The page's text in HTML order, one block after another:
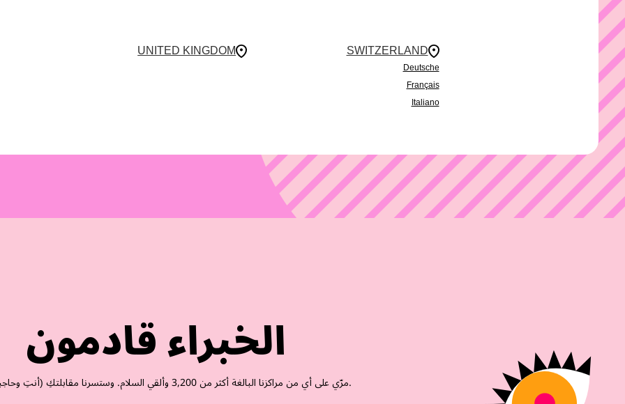
SWITZERLAND
Deutsche
Français
Italiano
UNITED KINGDOM
الخبراء قادمون مرّي على أي من مراكزنا البالغة أكثر من 3,200 وألقي السلام. وستسرنا مقابلتكِ (أنتِ وحاجبيكِ أيضًا).